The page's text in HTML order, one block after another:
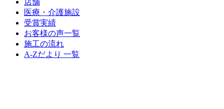
店舗
医療・介護施設
受賞実績
お客様の声一覧
施工の流れ
A-Zだより 一覧